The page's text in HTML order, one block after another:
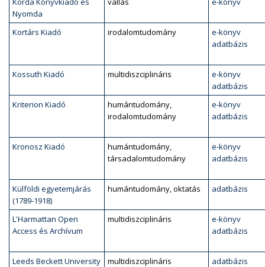
Nyomda
Kortárs Kiadó irodalomtudomány
e-könyv
adatbázis
Kossuth Kiadó multidiszciplináris
e-könyv
adatbázis
Kriterion Kiadó
humántudomány,
irodalomtudomány
e-könyv
adatbázis
Kronosz Kiadó
humántudomány,
társadalomtudomány
e-könyv
adatbázis
Külföldi egyetemjárás
(1789-1918)
humántudomány, oktatás adatbázis
L'Harmattan Open
Access és Archívum
multidiszciplináris
e-könyv
adatbázis
Leeds Beckett University
multidiszciplináris adatbázis